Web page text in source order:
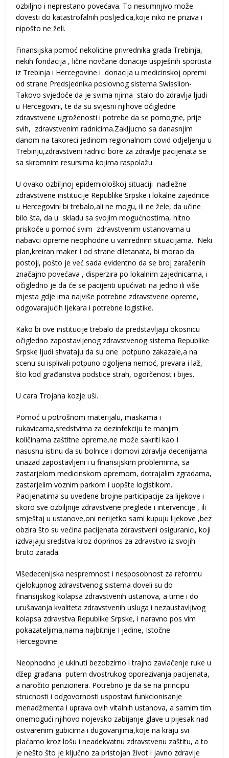
ozbiljno i neprestano povećava. To nesumnjivo može
dovesti do katastrofalnih posljedica,koje niko ne priziva i
nipošto ne želi.
Finansijska pomoć nekolicine privrednika grada Trebinja,
nekih fondacija , lične novčane donacije uspješnih sportista
iz Trebinja i Hercegovine i donacija u medicinskoj opremi
od strane Predsjednika poslovnog sistema Swisslion-
Takovo svjedoče da je svima njima stalo do zdravlja ljudi
u Hercegovini, te da su svjesni njihove očigledne
zdravstvene ugroženosti i potrebe da se pomogne, prije
svih, zdravstvenim radnicima.Zakljucno sa danasnjim
danom na takoreci jedinom regionalnom covid odjeljenju u
Trebinju,zdravstveni radnici bore za zdravlje pacijenata se
sa skromnim resursima kojima raspolažu.
U ovako ozbiljnoj epidemiološkoj situaciji nadležne
zdravstvene institucije Republike Srpske i lokalne zajednice
u Hercegovini bi trebalo,ali ne mogu, ili ne žele, da učine
bilo šta, da u skladu sa svojim mogućnostima, hitno
priskoče u pomoć svim zdravstvenim ustanovama u
nabavci opreme neophodne u vanrednim situacijama. Neki
plan,kreiran maker I od strane diletanata, bi morao da
postoji, pošto je već sada evidentno da se broj zaraženih
značajno povećava , disperzira po lokalnim zajednicama, i
očigledno je da će se pacijenti upućivati na jedno ili više
mjesta gdje ima najviše potrebne zdravstvene opreme,
odgovarajućih ljekara i potrebne logistike.
Kako bi ove institucije trebalo da predstavljaju okosnicu
očigledno zapostavljenog zdravstvenog sistema Republike
Srpske ljudi shvataju da su one potpuno zakazale,a na
scenu su isplivali potpuno ogoljena nemoć, prevara i laž,
što kod građanstva podstice strah, ogorčenost i bijes.
U cara Trojana kozje uši.
Pomoć u potrošnom materijalu, maskama i
rukavicama,sredstvima za dezinfekciju te manjim
količinama zaštitne opreme,ne može sakriti kao I
nasusnu istinu da su bolnice i domovi zdravlja decenijama
unazad zapostavljeni i u finansijskim problemima, sa
zastarjelom medicinskom opremom, dotrajalim zgradama,
zastarjelim voznim parkom i uopšte logistikom.
Pacijenatima su uvedene brojne participacije za lijekove i
skoro sve ozbiljnije zdravstvene preglede i intervencije , ili
smještaj u ustanove,oni nerijetko sami kupuju lijekove ,bez
obzira što su većina pacijenata zdravstveni osiguranici, koji
izdvajaju sredstva kroz doprinos za zdravstvo iz svojih
bruto zarada.
Višedecenijska nespremnost i nesposobnost za reformu
cjelokupnog zdravstvenog sistema doveli su do
finansijskog kolapsa zdravstvenih ustanova, a time i do
urušavanja kvaliteta zdravstvenih usluga i nezaustavljivog
kolapsa zdravstva Republike Srpske, i naravno pos vim
pokazateljima,nama najbitnije I jedine, Istočne
Hercegovine.
Neophodno je ukinuti bezobzirno i trajno zavlačenje ruke u
džep građana putem dvostrukog oporezivanja pacijenata,
a naročito penzionera. Potrebno je da se na principu
strucnosti i odgovornosti uspostavi funkcionisanje
menadžmenta i uprava ovih vitalnih ustanova, a samim tim
onemogući njihovo nojevsko zabijanje glave u pijesak nad
ostvarenim gubicima i dugovanjima,koje na kraju svi
plaćamo kroz lošu i neadekvatnu zdravstvenu zaštitu, a to
je nešto što je ključno za pristojan život i javno zdravlje